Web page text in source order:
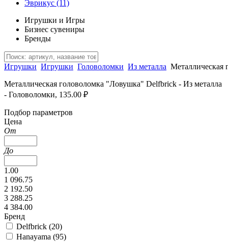
Эврикус (11)
Игрушки и Игры
Бизнес сувениры
Бренды
Игрушки Игрушки Головоломки Из металла Металлическая
Металлическая головоломка "Ловушка" Delfbrick - Из металла
- Головоломки, 135.00 ₽
Подбор параметров
Цена
От
До
1.00
1 096.75
2 192.50
3 288.25
4 384.00
Бренд
Delfbrick (20)
Hanayama (95)